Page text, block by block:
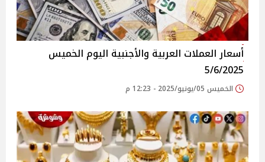
أسعار العملات العربية والأجنبية اليوم الخميس
5/6/2025
الخميس 05/يونيو/2025 - 12:23 م